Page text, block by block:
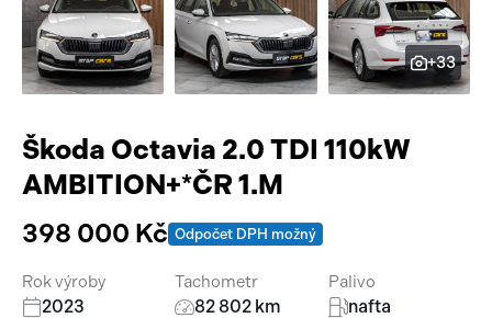
Pracovní stroje
Náhradní díly
Příslušenství
Auto a život
Videa
+33
Škoda Octavia 2.0 TDI 110kW
AMBITION+*ČR 1.M
398 000 Kč Odpočet DPH možný
Rok výroby
2023
Tachometr
82 802 km
Palivo
nafta